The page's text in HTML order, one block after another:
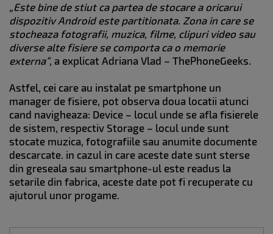
„Este bine de stiut ca partea de stocare a oricarui
dispozitiv Android este partitionata. Zona in care se
stocheaza fotografii, muzica, filme, clipuri video sau
diverse alte fisiere se comporta ca o memorie
externa”, a explicat Adriana Vlad – ThePhoneGeeks.
Astfel, cei care au instalat pe smartphone un
manager de fisiere, pot observa doua locatii atunci
cand navigheaza: Device – locul unde se afla fisierele
de sistem, respectiv Storage – locul unde sunt
stocate muzica, fotografiile sau anumite documente
descarcate. in cazul in care aceste date sunt sterse
din greseala sau smartphone-ul este readus la
setarile din fabrica, aceste date pot fi recuperate cu
ajutorul unor progame.